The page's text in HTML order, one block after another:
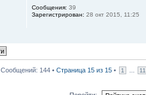
Сообщения: 39
Зарегистрирован: 28 окт 2015, 11:25
Сообщений: 144 • Страница 15 из 15 • 1 11